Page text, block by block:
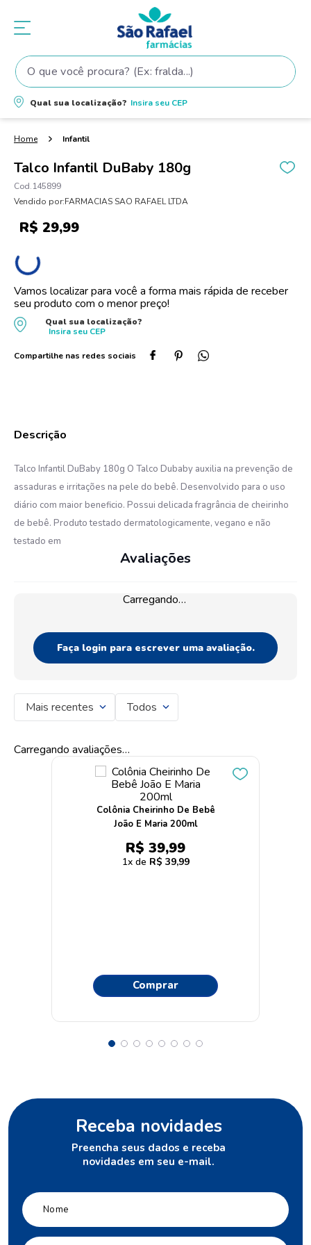
O que você procura? (Ex: fralda...)
Qual sua localização? Insira seu CEP
Infantil
Talco Infantil DuBaby 180g
145899
Vendido por:FARMACIAS SAO RAFAEL LTDA
R$ 29,99
Vamos localizar para você a forma mais rápida de receber
seu produto com o menor preço!
Qual sua localização?
Insira seu CEP
Talco Infantil DuBaby 180g O Talco Dubaby auxilia na prevenção de
assaduras e irritações na pele do bebê. Desenvolvido para o uso
diário com maior beneficio. Possui delicada fragrância de cheirinho
de bebê. Produto testado dermatologicamente, vegano e não
testado em
Avaliações
Carregando…
Faça login para escrever uma avaliação.
Mais recentes Todos
Carregando avaliações…
Colônia Cheirinho De Bebê
João E Maria 200ml
R$ 39,99
1 R$ 39,99
Comprar
Receba novidades
Preencha seus dados e receba
novidades em seu e-mail.
Termos mais buscados
1º fralda
shampoo
4 º elseve
5º teste gravidez
6º tintura cabelo
º
8
9º proge
protetor solar